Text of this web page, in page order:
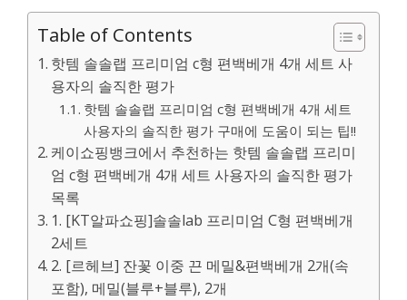
Table of Contents
핫템 솔솔랩 프리미엄 c형 편백베개 4개 세트 사
용자의 솔직한 평가
핫템 솔솔랩 프리미엄 c형 편백베개 4개 세트
사용자의 솔직한 평가 구매에 도움이 되는 팁!!
케이쇼핑뱅크에서 추천하는 핫템 솔솔랩 프리미
엄 c형 편백베개 4개 세트 사용자의 솔직한 평가
목록
1. [KT알파쇼핑]솔솔lab 프리미엄 C형 편백베개
2세트
2. [르헤브] 잔꽃 이중 끈 메밀&편백베개 2개(속
포함), 메밀(블루+블루), 2개